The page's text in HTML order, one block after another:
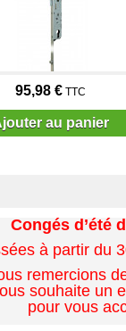
95,98 €TTC
au panier
Congés d’été
à partir du
remercions
souhaite un
pour vous